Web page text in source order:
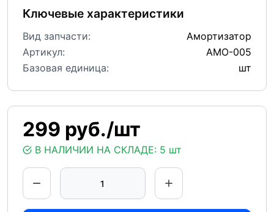
299 руб./шт
В НАЛИЧИИ НА СКЛАДЕ: 5 шт
Ключевые характеристики
Вид запчасти:
Амортизатор
Артикул:
АМО-005
Базовая единица:
шт